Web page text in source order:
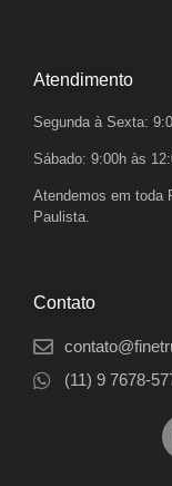
Atendimento
Segunda à Sexta:
Sábado: 9:00h às
Atendemos em toda
Paulista.
Contato
(11) 9 7678-